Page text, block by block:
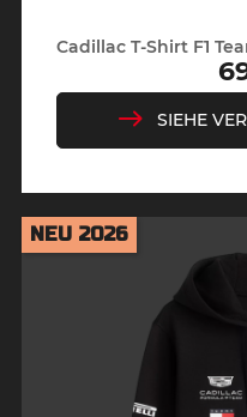
Cadillac T-Shirt F1
SIEHE
NEU 2026